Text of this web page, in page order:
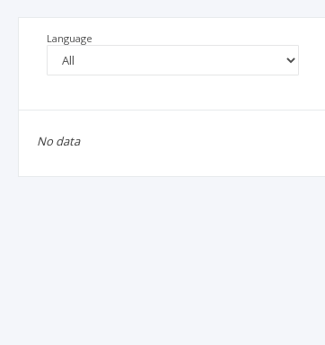
Language
No data